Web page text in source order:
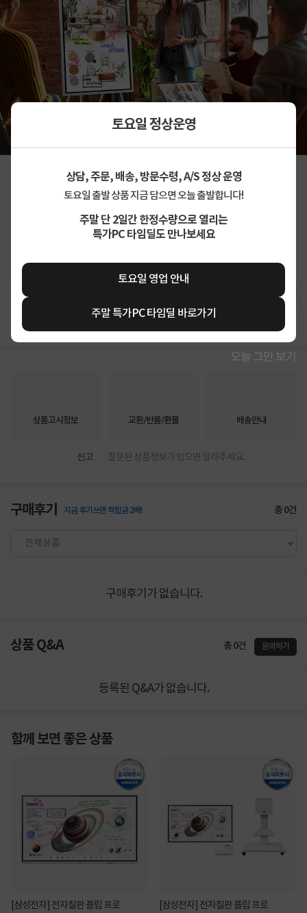
토요일 정상운영
상담, 주문, 배송, 방문수령, A/S 정상 운영
토요일 출발 상품 지금 담으면 오늘 출발합니다!
주말 단 2일간 한정수량으로 열리는
특가PC 타임딜도 만나보세요
토요일 영업 안내
주말 특가PC 타임딜 바로가기
오늘 그만 보기
상세정보 펼쳐보기
상품고시정보 교환/반품/환불 배송안내
신고 잘못된 상품정보가 있으면 알려주세요.
구매후기 지금 후기쓰면 적립금 2배! 총0건
구매후기가 없습니다.
상품 Q&A 총 0건 문의하기
등록된 Q&A가 없습니다.
함께 보면 좋은 상품
[삼성전자] 전자칠판 플립 프로
[삼성전자] 전자칠판 플립 프로